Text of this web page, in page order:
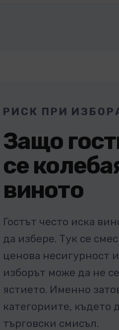
РИСК ПРИ
Защо
се
виното
Гостът често иска
да избере. Тук се
ценова несигурност
изборът може да не
ястието. Именно
категориите, където
търговски смисъл.